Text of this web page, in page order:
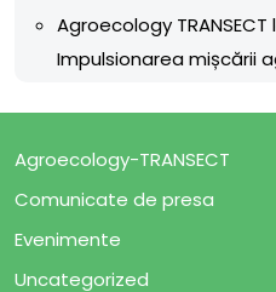
Agroecology
Impulsionarea mișcării
Agroecology-TRANSECT
Comunicate de presa
Evenimente
Uncategorized